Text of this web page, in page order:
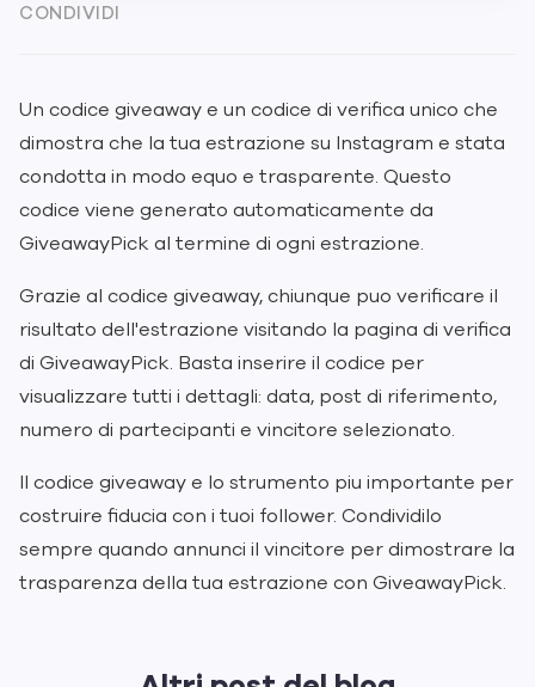
CONDIVIDI
Un codice giveaway e un codice di verifica unico che
dimostra che la tua estrazione su Instagram e stata
condotta in modo equo e trasparente. Questo
codice viene generato automaticamente da
GiveawayPick al termine di ogni estrazione.
Grazie al codice giveaway, chiunque puo verificare il
risultato dell'estrazione visitando la pagina di verifica
di GiveawayPick. Basta inserire il codice per
visualizzare tutti i dettagli: data, post di riferimento,
numero di partecipanti e vincitore selezionato.
Il codice giveaway e lo strumento piu importante per
costruire fiducia con i tuoi follower. Condividilo
sempre quando annunci il vincitore per dimostrare la
trasparenza della tua estrazione con GiveawayPick.